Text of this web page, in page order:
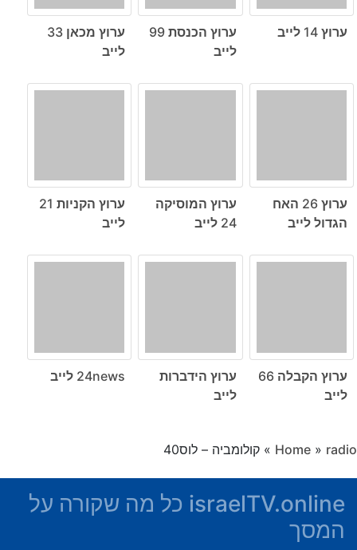
ערוץ 14 לייב
ערוץ הכנסת 99
לייב
ערוץ מכאן 33
לייב
ערוץ 26 האח
הגדול לייב
ערוץ המוסיקה
24 לייב
ערוץ הקניות 21
לייב
ערוץ הקבלה 66
לייב
ערוץ הידברות
לייב
24news לייב
Home » radio
» קולומביה – לוס40
israelTV.online כל מה שקורה על
המסך